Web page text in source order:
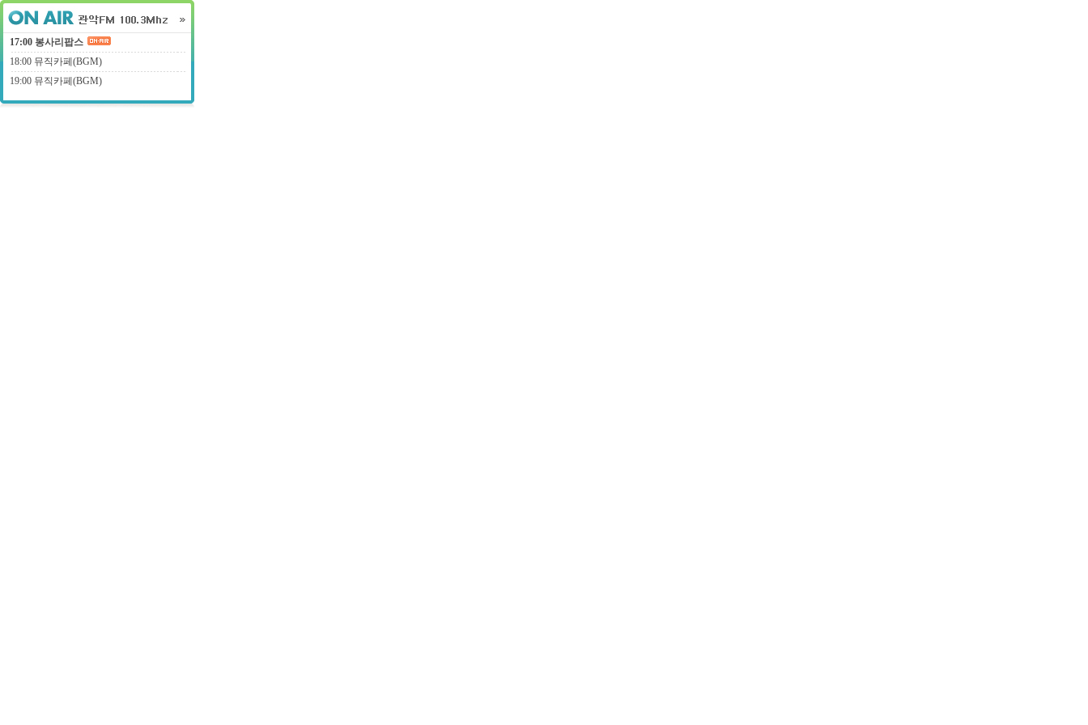
17:00 봉사리팝스
18:00 뮤직카페(BGM)
19:00 뮤직카페(BGM)